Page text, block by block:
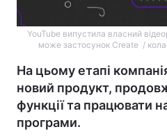
YouTube випустила власний
може застосунок Create /
На цьому етапі
новий продукт,
функції та працювати
програми.